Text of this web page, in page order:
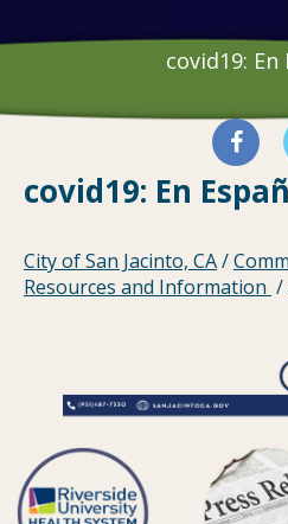
covid19: En
covid19: En
City of San Jacinto, CA/
Resources and Information /
e
información
El
19
"o
Información
sobre